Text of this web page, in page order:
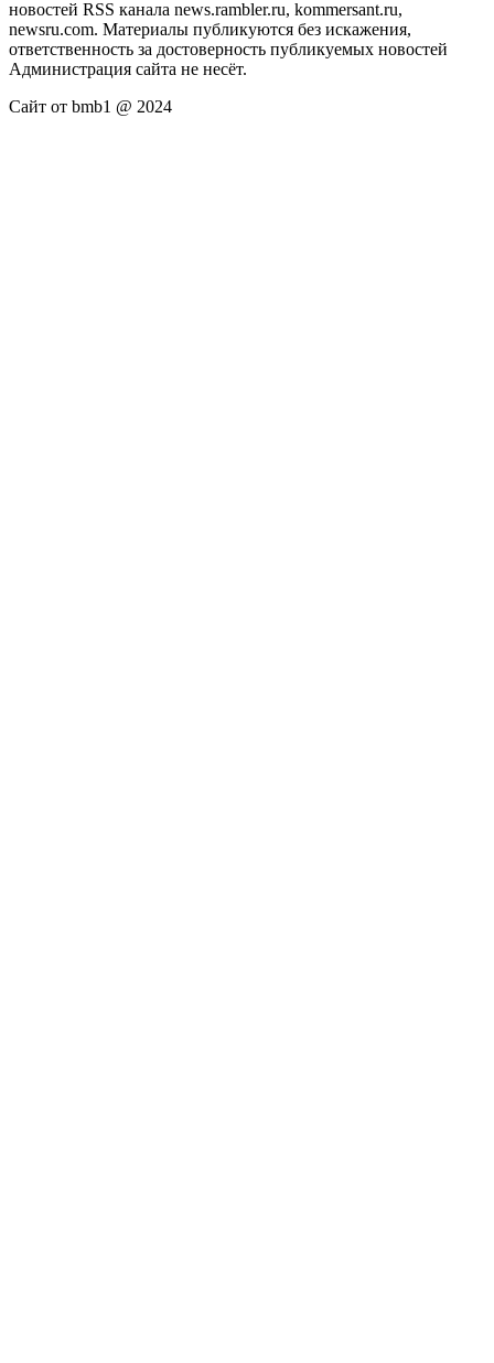
новостей RSS канала news.rambler.ru, kommersant.ru,
newsru.com. Материалы публикуются без искажения,
ответственность за достоверность публикуемых новостей
Администрация сайта не несёт.
Сайт от bmb1 @ 2024